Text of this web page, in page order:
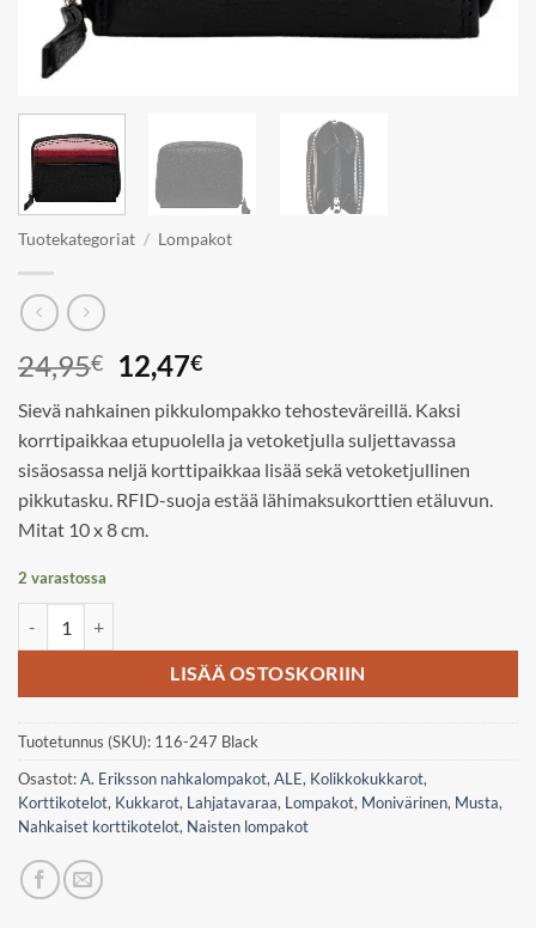
Tuotekategoriat / Lompakot
24,95€
Alkuperäinen
hinta
oli:
24,95€.
12,47€Nykyinen
on:
12,47€.
Sievä nahkainen pikkulompakko tehosteväreillä. Kaksi
korrtipaikkaa etupuolella ja vetoketjulla suljettavassa
sisäosassa neljä korttipaikkaa lisää sekä vetoketjullinen
pikkutasku. RFID-suoja estää lähimaksukorttien etäluvun.
Mitat 10 x 8 cm.
2 varastossa
LISÄÄ OSTOSKORIIN
Tuotetunnus (SKU): 116-247 Black
Osastot:A. Eriksson nahkalompakot, ALE, Kolikkokukkarot,
Korttikotelot, Kukkarot, Lahjatavaraa, Lompakot, Monivärinen, Musta,
Nahkaiset korttikotelot, Naisten lompakot